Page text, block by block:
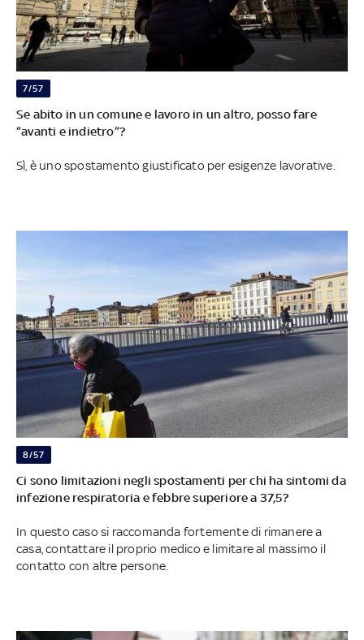
7/57
Se abito in un comune e lavoro in un altro, posso fare
“avanti e indietro”?
Sì, è uno spostamento giustificato per esigenze lavorative.
8/57
Ci sono limitazioni negli spostamenti per chi ha sintomi da
infezione respiratoria e febbre superiore a 37,5?
In questo caso si raccomanda fortemente di rimanere a
casa, contattare il proprio medico e limitare al massimo il
contatto con altre persone.